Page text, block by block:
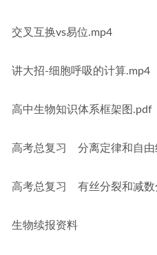
交叉互换vs易位.mp4
讲大招-细胞呼吸的计算.mp4
高中生物知识体系框架图.pdf
高考总复习　分离定律和自
高考总复习　有丝分裂和减
生物续报资料